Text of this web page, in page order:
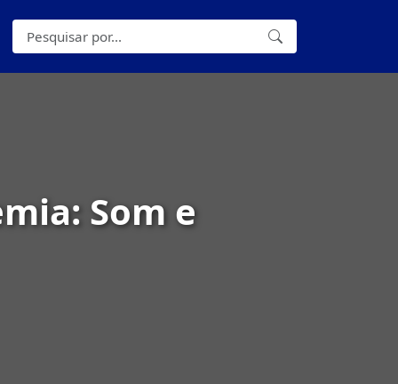
Som e